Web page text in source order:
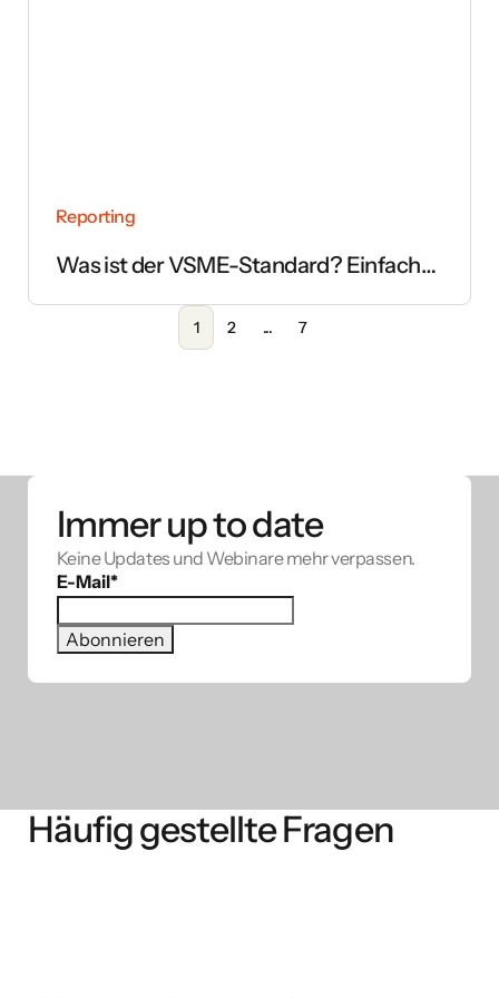
Reporting
Was ist der VSME-Standard? Einfach
1 2 ... 7
Immer up to date
Keine Updates und Webinare mehr verpassen.
E-Mail*
Häufig gestellte Fragen